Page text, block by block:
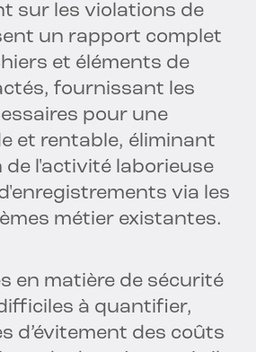
sur les violations de
un rapport complet
et éléments de
fournissant les
pour une
et rentable, éliminant
de l'activité laborieuse
via les
métier existantes.
en matière de sécurité
à quantifier,
d’évitement des coûts